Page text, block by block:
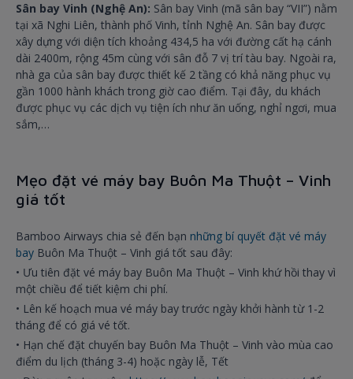
Sân bay Vinh (Nghệ An): Sân bay Vinh (mã sân bay “VII”) nằm
tại xã Nghi Liên, thành phố Vinh, tỉnh Nghệ An. Sân bay được
xây dựng với diện tích khoảng 434,5 ha với đường cất hạ cánh
dài 2400m, rộng 45m cùng với sân đỗ 7 vị trí tàu bay. Ngoài ra,
nhà ga của sân bay được thiết kế 2 tầng có khả năng phục vụ
gần 1000 hành khách trong giờ cao điểm. Tại đây, du khách
được phục vụ các dịch vụ tiện ích như ăn uống, nghỉ ngơi, mua
sắm,…
Mẹo đặt vé máy bay Buôn Ma Thuột – Vinh
giá tốt
Bamboo Airways chia sẻ đến bạn những bí quyết đặt vé máy
bay Buôn Ma Thuột – Vinh giá tốt sau đây:
• Ưu tiên đặt vé máy bay Buôn Ma Thuột – Vinh khứ hồi thay vì
một chiều để tiết kiệm chi phí.
• Lên kế hoạch mua vé máy bay trước ngày khởi hành từ 1-2
tháng để có giá vé tốt.
• Hạn chế đặt chuyến bay Buôn Ma Thuột – Vinh vào mùa cao
điểm du lịch (tháng 3-4) hoặc ngày lễ, Tết